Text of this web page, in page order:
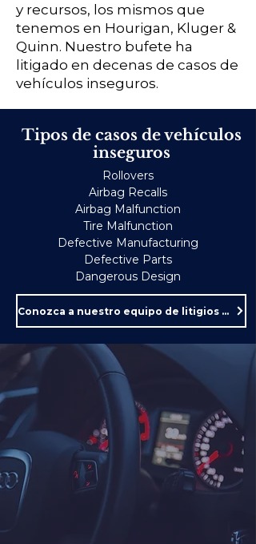
y recursos, los mismos que
tenemos en Hourigan, Kluger &
Quinn. Nuestro bufete ha
litigado en decenas de casos de
vehículos inseguros.
Tipos de casos de vehículos
inseguros
Rollovers
Airbag Recalls
Airbag Malfunction
Tire Malfunction
Defective Manufacturing
Defective Parts
Dangerous Design
Conozca a nuestro equipo de litigios por vehículos inseguros.